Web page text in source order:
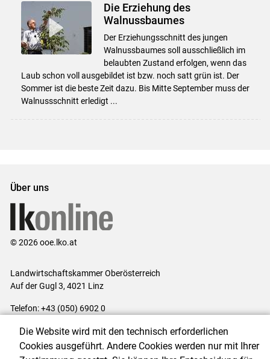
Die Erziehung des
Walnussbaumes
Der Erziehungsschnitt des jungen
Walnussbaumes soll ausschließlich im
belaubten Zustand erfolgen, wenn das
Laub schon voll ausgebildet ist bzw. noch satt grün ist. Der
Sommer ist die beste Zeit dazu. Bis Mitte September muss der
Walnussschnitt erledigt ...
Über uns
© 2026 ooe.lko.at
Landwirtschaftskammer Oberösterreich
Auf der Gugl 3, 4021 Linz
Telefon: +43 (050) 6902 0
Impressum|Kontakt|Gewinnspiele|Datenschutzerklärung |
Barrierefreiheit
Cookie-Einstellungen
Die Website wird mit den technisch erforderlichen
Cookies ausgeführt. Andere Cookies werden nur mit Ihrer